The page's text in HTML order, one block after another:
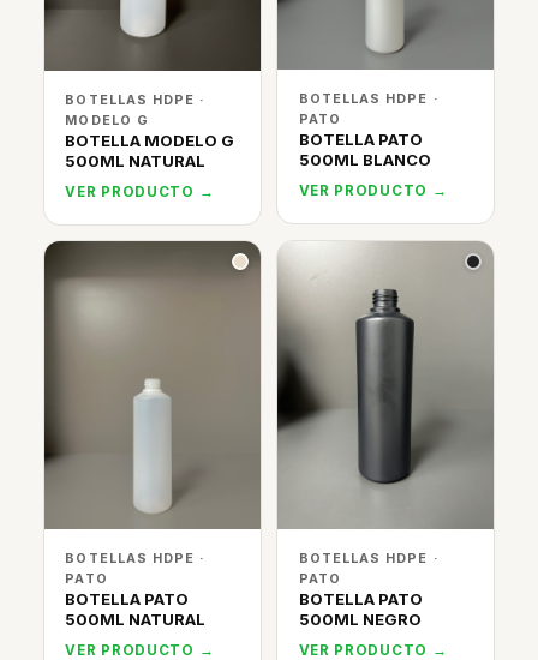
BOTELLAS HDPE ·
MODELO G
BOTELLA MODELO G
500ML NATURAL
VER PRODUCTO →
BOTELLAS HDPE ·
PATO
BOTELLA PATO
500ML BLANCO
VER PRODUCTO →
BOTELLAS HDPE ·
PATO
BOTELLA PATO
500ML NATURAL
VER PRODUCTO →
BOTELLAS HDPE ·
PATO
BOTELLA PATO
500ML NEGRO
VER PRODUCTO →